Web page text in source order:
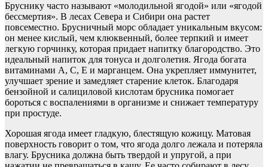
Бруснику часто называют «молодильной ягодой» или «ягодой
бессмертия». В лесах Севера и Сибири она растет
повсеместно. Брусничный морс обладает уникальным вкусом:
он менее кислый, чем клюквенный, более терпкий и имеет
легкую горчинку, которая придает напитку благородство. Это
идеальный напиток для тонуса и долголетия. Ягода богата
витаминами А, С, Е и марганцем. Она укрепляет иммунитет,
улучшает зрение и замедляет старение клеток. Благодаря
бензойной и салициловой кислотам брусника помогает
бороться с воспалениями в организме и снижает температуру
при простуде.
Хорошая ягода имеет гладкую, блестящую кожицу. Матовая
поверхность говорит о том, что ягода долго лежала и потеряла
влагу. Брусника должна быть твердой и упругой, а при